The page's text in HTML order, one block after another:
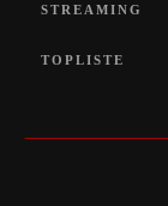
STREAMING
TOPLISTE